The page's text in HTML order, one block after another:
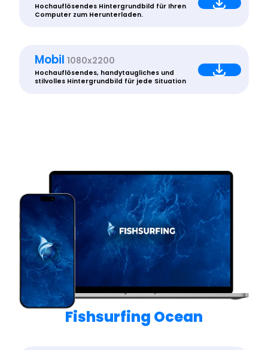
Hochauflösendes Hintergrundbild für Ihren
Computer zum Herunterladen.
Mobil 1080x2200
Hochauflösendes, handytaugliches und
stilvolles Hintergrundbild für jede Situation
Fishsurfing Ocean